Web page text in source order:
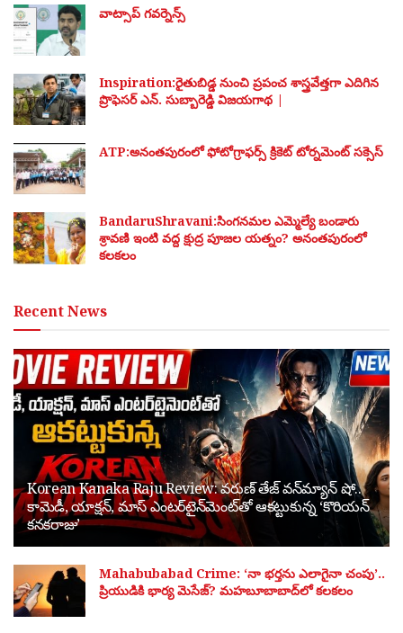
వాట్సాప్ గవర్నెన్స్
Inspiration:రైతుబిడ్డ నుంచి ప్రపంచ శాస్త్రవేత్తగా ఎదిగిన
ప్రొఫెసర్ ఎన్. సుబ్బారెడ్డి విజయగాథ |
ATP:అనంతపురంలో ఫోటోగ్రాఫర్స్ క్రికెట్ టోర్నమెంట్ సక్సెస్
BandaruShravani:సింగనమల ఎమ్మెల్యే బండారు
శ్రావణి ఇంటి వద్ద క్షుద్ర పూజల యత్నం? అనంతపురంలో
కలకలం
Recent News
Korean Kanaka Raju Review: వరుణ్ తేజ్ వన్‌మ్యాన్ షో..
కామెడీ, యాక్షన్, మాస్ ఎంటర్‌టైన్‌మెంట్‌తో ఆకట్టుకున్న ‘కొరియన్
కనకరాజు’
Mahabubabad Crime: ‘నా భర్తను ఎలాగైనా చంపు’..
ప్రియుడికి భార్య మెసేజ్? మహబూబాబాద్‌లో కలకలం